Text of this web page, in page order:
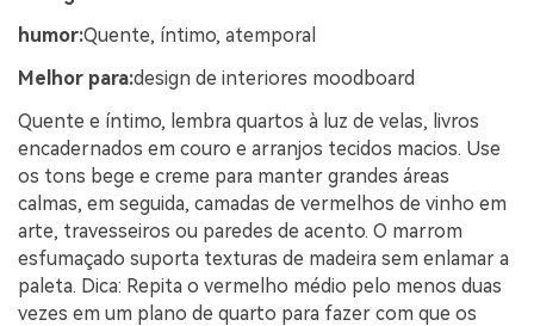
humor:Quente, íntimo, atemporal
Melhor para:design de interiores moodboard
Quente e íntimo, lembra quartos à luz de velas, livros
encadernados em couro e arranjos tecidos macios. Use
os tons bege e creme para manter grandes áreas
calmas, em seguida, camadas de vermelhos de vinho em
arte, travesseiros ou paredes de acento. O marrom
esfumaçado suporta texturas de madeira sem enlamar a
paleta. Dica: Repita o vermelho médio pelo menos duas
vezes em um plano de quarto para fazer com que os